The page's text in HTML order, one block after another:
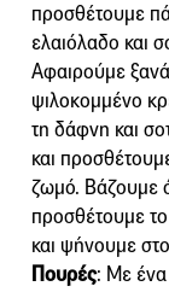
προσθέτουμε
ελαιόλαδο και
Αφαιρούμε
ψιλοκομμένο
τη δάφνη και
και
ζωμό. Βάζουμε
προσθέτουμε
και ψήνουμε
Πουρές: Με ένα